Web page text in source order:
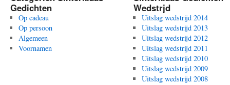
Gedichten
Op cadeau
Op persoon
Algemeen
Voornamen
Wedstrjd
Uitslag wedstrijd 2014
Uitslag wedstrijd 2013
Uitslag wedstrijd 2012
Uitslag wedstrijd 2011
Uitslag wedstrijd 2010
Uitslag wedstrijd 2009
Uitslag wedstrijd 2008